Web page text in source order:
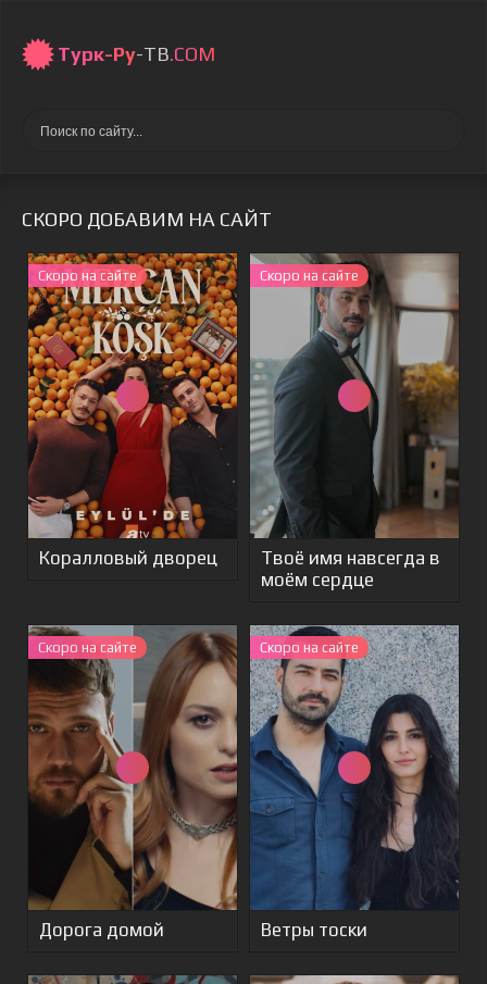
Турк-Ру-ТВ.COM
СКОРО ДОБАВИМ НА САЙТ
Скоро на сайте
Коралловый дворец
Скоро на сайте
Твоё имя навсегда в
моём сердце
Скоро на сайте
Дорога домой
Cкоро на сайте
Ветры тоски